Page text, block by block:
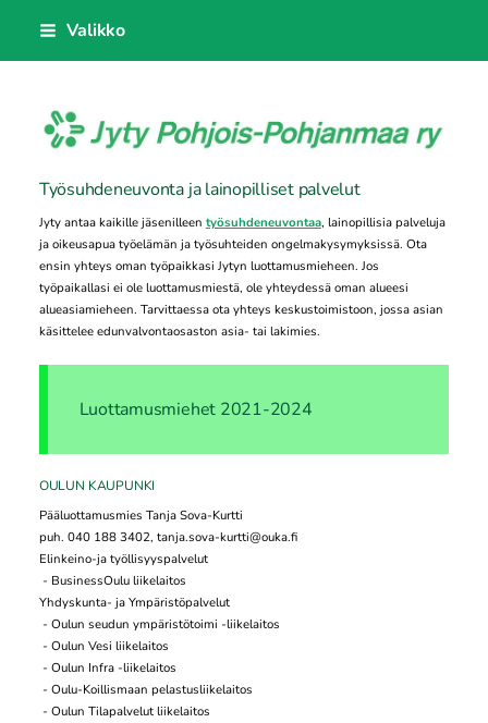
sisältöön
Valikko
Jyty Pohjois-Pohjanmaa ry
Työsuhdeneuvonta ja lainopilliset palvelut
Jyty antaa kaikille jäsenilleen työsuhdeneuvontaa, lainopillisia palveluja
ja oikeusapua työelämän ja työsuhteiden ongelmakysymyksissä. Ota
ensin yhteys oman työpaikkasi Jytyn luottamusmieheen. Jos
työpaikallasi ei ole luottamusmiestä, ole yhteydessä oman alueesi
alueasiamieheen. Tarvittaessa ota yhteys keskustoimistoon, jossa asian
käsittelee edunvalvontaosaston asia- tai lakimies.
Luottamusmiehet 2021-2024
OULUN KAUPUNKI
Pääluottamusmies Tanja Sova-Kurtti
puh. 040 188 3402, tanja.sova-kurtti@ouka.fi
Elinkeino-ja työllisyyspalvelut
- BusinessOulu liikelaitos
Yhdyskunta- ja Ympäristöpalvelut
- Oulun seudun ympäristötoimi -liikelaitos
- Oulun Vesi liikelaitos
- Oulun Infra -liikelaitos
- Oulu-Koillismaan pelastusliikelaitos
- Oulun Tilapalvelut liikelaitos